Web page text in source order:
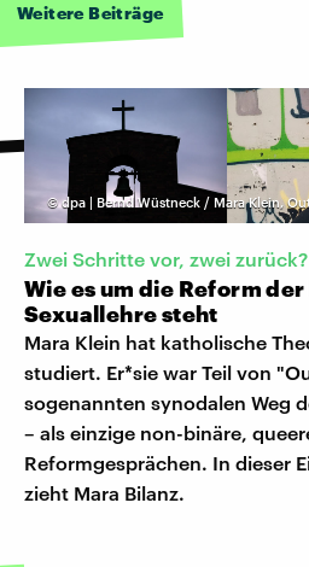
Weitere Beiträge
©dpa | Bernd Wüstneck / Mara Klein,
Zwei Schritte vor, zwei zurück?
Wie es um die Reform
Sexuallehre steht
Mara Klein hat katholische
studiert. Er*sie war Teil von
sogenannten synodalen Weg
– als einzige non-binäre,
Reformgesprächen. In dieser
zieht Mara Bilanz.